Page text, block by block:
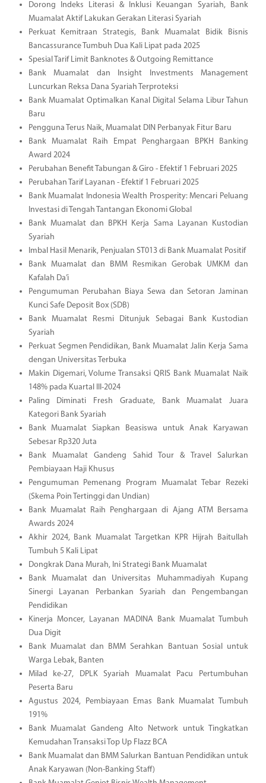
Dorong Indeks Literasi & Inklusi Keuangan Syariah, Bank
Muamalat Aktif Lakukan Gerakan Literasi Syariah
Perkuat Kemitraan Strategis, Bank Muamalat Bidik Bisnis
Bancassurance Tumbuh Dua Kali Lipat pada 2025
Spesial Tarif Limit Banknotes & Outgoing Remittance
Bank Muamalat dan Insight Investments Management
Luncurkan Reksa Dana Syariah Terproteksi
Bank Muamalat Optimalkan Kanal Digital Selama Libur Tahun
Baru
Pengguna Terus Naik, Muamalat DIN Perbanyak Fitur Baru
Bank Muamalat Raih Empat Penghargaan BPKH Banking
Award 2024
Perubahan Benefit Tabungan & Giro - Efektif 1 Februari 2025
Perubahan Tarif Layanan - Efektif 1 Februari 2025
Bank Muamalat Indonesia Wealth Prosperity: Mencari Peluang
Investasi di Tengah Tantangan Ekonomi Global
Bank Muamalat dan BPKH Kerja Sama Layanan Kustodian
Syariah
Imbal Hasil Menarik, Penjualan ST013 di Bank Muamalat Positif
Bank Muamalat dan BMM Resmikan Gerobak UMKM dan
Kafalah Da’i
Pengumuman Perubahan Biaya Sewa dan Setoran Jaminan
Kunci Safe Deposit Box (SDB)
Bank Muamalat Resmi Ditunjuk Sebagai Bank Kustodian
Syariah
Perkuat Segmen Pendidikan, Bank Muamalat Jalin Kerja Sama
dengan Universitas Terbuka
Makin Digemari, Volume Transaksi QRIS Bank Muamalat Naik
148% pada Kuartal III-2024
Paling Diminati Fresh Graduate, Bank Muamalat Juara
Kategori Bank Syariah
Bank Muamalat Siapkan Beasiswa untuk Anak Karyawan
Sebesar Rp320 Juta
Bank Muamalat Gandeng Sahid Tour & Travel Salurkan
Pembiayaan Haji Khusus
Pengumuman Pemenang Program Muamalat Tebar Rezeki
(Skema Poin Tertinggi dan Undian)
Bank Muamalat Raih Penghargaan di Ajang ATM Bersama
Awards 2024
Akhir 2024, Bank Muamalat Targetkan KPR Hijrah Baitullah
Tumbuh 5 Kali Lipat
Dongkrak Dana Murah, Ini Strategi Bank Muamalat
Bank Muamalat dan Universitas Muhammadiyah Kupang
Sinergi Layanan Perbankan Syariah dan Pengembangan
Pendidikan
Kinerja Moncer, Layanan MADINA Bank Muamalat Tumbuh
Dua Digit
Bank Muamalat dan BMM Serahkan Bantuan Sosial untuk
Warga Lebak, Banten
Milad ke-27, DPLK Syariah Muamalat Pacu Pertumbuhan
Peserta Baru
Agustus 2024, Pembiayaan Emas Bank Muamalat Tumbuh
191%
Bank Muamalat Gandeng Alto Network untuk Tingkatkan
Kemudahan Transaksi Top Up Flazz BCA
Bank Muamalat dan BMM Salurkan Bantuan Pendidikan untuk
Anak Karyawan (Non-Banking Staff)